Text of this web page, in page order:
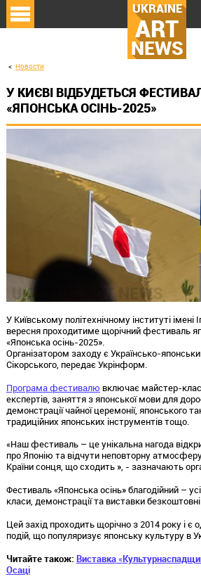
UKRAINE
ART
NEWS
Новости
У КИЄВІ ВІДБУДЕТЬСЯ
«ЯПОНСЬКА ОСІНЬ-2025»
У Київському політехнічному інституті імені
вересня проходитиме щорічний фестиваль
«Японська осінь-2025».
Організатором заходу є
Сікорського, передає Укрінформ.
Програма фестивалю включає майстер-
експертів, заняття з японської мови для
демонстрації чайної церемонії, японського
традиційних японських інструментів тощо.
«Наш фестиваль – це унікальна нагода
про Японію та відчути неповторну
Країни сонця, що сходить », - зазначають
Фестиваль «Японська осінь» благодійний –
класи, демонстрації та виставки
Цей захід проходить щорічно з 2014 року і є
подій, що популяризує японську культуру в
Читайте також: Виставка«Культурна
Осаці